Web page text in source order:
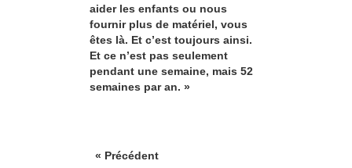
aider les enfants ou nous
fournir plus de matériel, vous
êtes là. Et c’est toujours ainsi.
Et ce n’est pas seulement
pendant une semaine, mais 52
semaines par an. »
« Précédent